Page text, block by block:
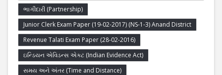
ભાગીદારી (Partnership)
Junior Clerk Exam Paper (19-02-2017) (NS-1-3) Anand District
Revenue Talati Exam Paper (28-02-2016)
ઇન્ડિયન એવિડન્સ એક્ટ (Indian Evidence Act)
સમય અને અંતર (Time and Distance)